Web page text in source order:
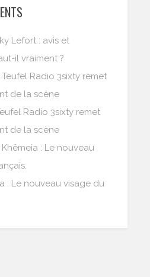
Lefort : avis et
il vraiment ?
Teufel Radio 3sixty remet
de la scène
Radio 3sixty remet
de la scène
Khêmeia : Le nouveau
: Le nouveau visage du